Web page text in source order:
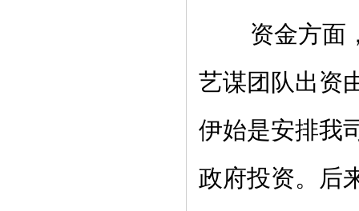
资金方面，
艺谋团队出资
伊始是安排我
政府投资。后